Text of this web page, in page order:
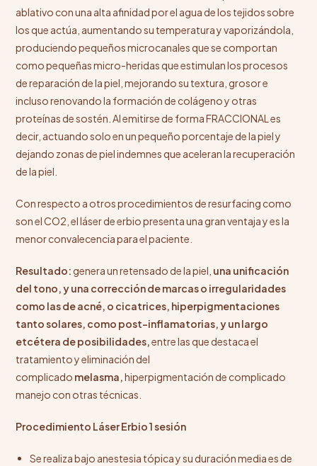
ablativo con una alta afinidad por el agua de los tejidos sobre
los que actúa, aumentando su temperatura y vaporizándola,
produciendo pequeños microcanales que se comportan
como pequeñas micro-heridas que estimulan los procesos
de reparación de la piel, mejorando su textura, grosor e
incluso renovando la formación de colágeno y otras
proteínas de sostén.Al emitirse de forma FRACCIONAL es
decir, actuando solo en un pequeño porcentaje de la piel y
dejando zonas de piel indemnes que aceleran la recuperación
de la piel.
Con respecto a otros procedimientos de resurfacing como
son el CO2, el láser de erbiopresenta una gran ventaja y es la
menor convalecencia para el paciente.
Resultado: genera un retensado de la piel, una unificación
del tono, y una corrección de marcas o irregularidades
como las de acné, o cicatrices, hiperpigmentaciones
tanto solares, como post-inflamatorias, y un largo
etcétera de posibilidades,entre las que destaca el
tratamiento y eliminación del
complicado melasma,hiperpigmentación de complicado
manejo con otras técnicas.
Procedimiento Láser Erbio 1 sesión
Se realiza bajo anestesia tópica y su duración media es de